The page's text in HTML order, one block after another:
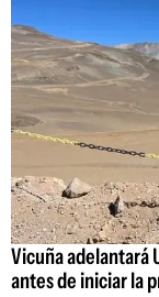
Vicuña adelantará
antes de iniciar la